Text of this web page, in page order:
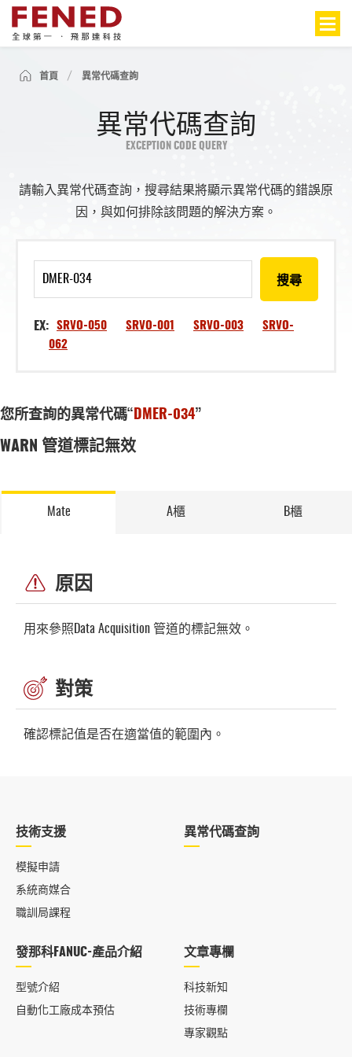
首頁 異常代碼查詢
異常代碼查詢
EXCEPTION CODE QUERY
請輸入異常代碼查詢，搜尋結果將顯示異常代碼的錯誤原
因，與如何排除該問題的解決方案。
搜尋
EX: SRVO-050 SRVO-001 SRVO-003
SRVO-
062
您所查詢的異常代碼“ DMER-034”
WARN 管道標記無效
Mate A櫃 B櫃
原因
用來參照Data Acquisition 管道的標記無效。
對策
確認標記值是否在適當值的範圍內。
技術支援
模擬申請
系統商媒合
職訓局課程
異常代碼查詢
發那科FANUC-產品介紹
型號介紹
自動化工廠成本預估
文章專欄
科技新知
技術專欄
專家觀點